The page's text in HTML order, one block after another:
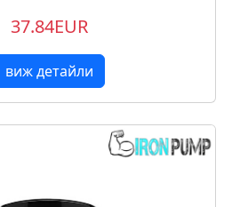
37.84EUR
виж детайли